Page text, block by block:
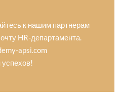
к нашим партнерам
HR-департамента.
apsi.com